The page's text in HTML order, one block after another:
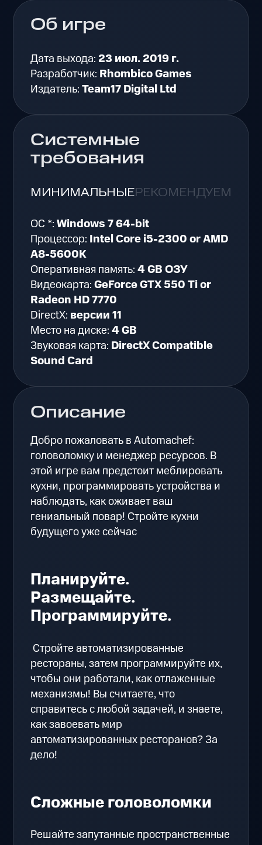
Описание
Добро пожаловать в Automachef:
головоломку и менеджер ресурсов. В
этой игре вам предстоит меблировать
кухни, программировать устройства и
наблюдать, как оживает ваш
гениальный повар! Стройте кухни
будущего уже сейчас
Планируйте.
Размещайте.
Программируйте.
Стройте автоматизированные
рестораны, затем программируйте их,
чтобы они работали, как отлаженные
механизмы! Вы считаете, что
справитесь с любой задачей, и знаете,
как завоевать мир
автоматизированных ресторанов? За
дело!
Сложные головоломки
Решайте запутанные пространственные
Об игре
Дата выхода: 23 июл. 2019 г.
Разработчик: Rhombico Games
Издатель:Team17 Digital Ltd
Системные
требования
МИНИМАЛЬНЫЕРЕКОМЕНДУЕМЫЕ
ОС *:Windows 7 64-bit
Процессор: Intel Core i5-2300 or AMD
A8-5600K
Оперативная память:4 GB ОЗУ
Видеокарта:GeForce GTX 550 Ti or
Radeon HD 7770
DirectX: версии 11
Место на диске:4 GB
Звуковая карта: DirectX Compatible
Sound Card